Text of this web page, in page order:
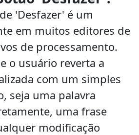
'Desfazer' é um
em muitos editores de
de processamento.
o usuário reverta a
com um simples
seja uma palavra
uma frase
modificação